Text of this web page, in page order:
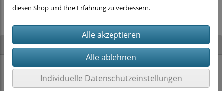
Neu im Shop
STAHLKAISER Ratschen-Ringmaulschlüssel-Satz (22-tlg., SW 6–32 mm) im
Koffer
100,00 €
diesen Shop und Ihre Erfahrung zu verbessern.
Individuelle Datenschutzeinstellungen